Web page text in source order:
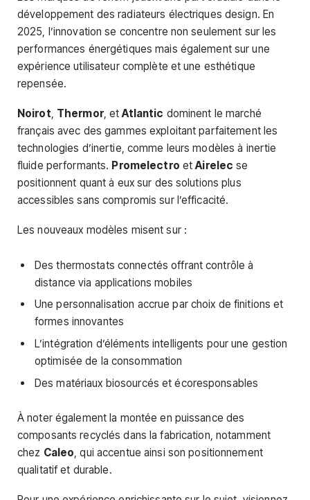
développement des radiateurs électriques design. En
2025, l’innovation se concentre non seulement sur les
performances énergétiques mais également sur une
expérience utilisateur complète et une esthétique
repensée.
Noirot, Thermor, etAtlantic dominent le marché
français avec des gammes exploitant parfaitement les
technologies d’inertie, comme leurs modèles à inertie
fluide performants. Promelectro etAirelec se
positionnent quant à eux sur des solutions plus
accessibles sans compromis sur l’efficacité.
Les nouveaux modèles misent sur :
Des thermostats connectés offrant contrôle à
distance via applications mobiles
Une personnalisation accrue par choix de finitions et
formes innovantes
L’intégration d’éléments intelligents pour une gestion
optimisée de la consommation
Des matériaux biosourcés et écoresponsables
À noter également la montée en puissance des
composants recyclés dans la fabrication, notamment
chez Caleo, qui accentue ainsi son positionnement
qualitatif et durable.